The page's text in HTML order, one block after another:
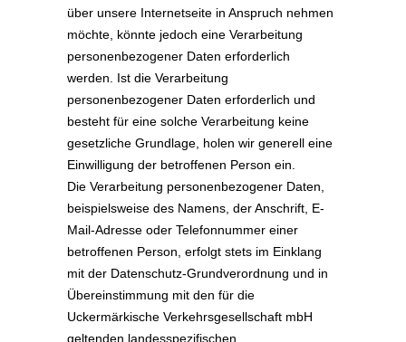
über unsere Internetseite in Anspruch nehmen
möchte, könnte jedoch eine Verarbeitung
personenbezogener Daten erforderlich
werden. Ist die Verarbeitung
personenbezogener Daten erforderlich und
besteht für eine solche Verarbeitung keine
gesetzliche Grundlage, holen wir generell eine
Einwilligung der betroffenen Person ein.
Die Verarbeitung personenbezogener Daten,
beispielsweise des Namens, der Anschrift, E-
Mail-Adresse oder Telefonnummer einer
betroffenen Person, erfolgt stets im Einklang
mit der Datenschutz-Grundverordnung und in
Übereinstimmung mit den für die
Uckermärkische Verkehrsgesellschaft mbH
geltenden landesspezifischen